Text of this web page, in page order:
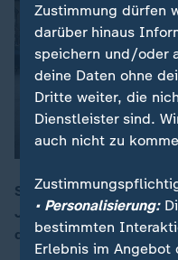
00:06
Simbabwe ist zwar
Jahrzehnte der
die Wirtschaft des
Zustimmung dürfen
darüber hinaus
speichern und/oder
deine Daten ohne
Dritte weiter, die
Dienstleister sind.
auch nicht zu
• Personalisierung:
bestimmten
Erlebnis im Angebot